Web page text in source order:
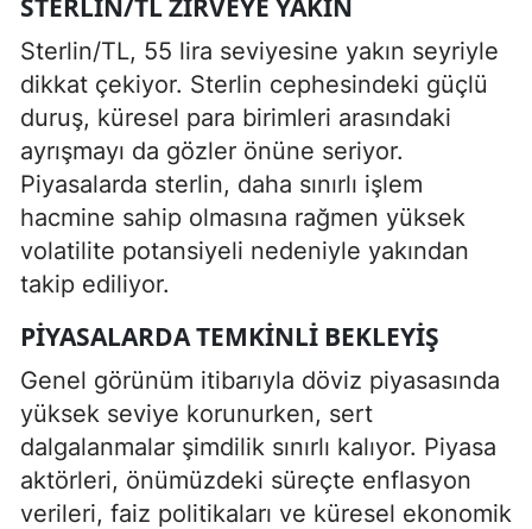
STERLIN/TL ZIRVEYE YAKIN
Sterlin/TL, 55 lira seviyesine yakın seyriyle
dikkat çekiyor. Sterlin cephesindeki güçlü
duruş, küresel para birimleri arasındaki
ayrışmayı da gözler önüne seriyor.
Piyasalarda sterlin, daha sınırlı işlem
hacmine sahip olmasına rağmen yüksek
volatilite potansiyeli nedeniyle yakından
takip ediliyor.
PIYASALARDA TEMKINLI BEKLEYIŞ
Genel görünüm itibarıyla döviz piyasasında
yüksek seviye korunurken, sert
dalgalanmalar şimdilik sınırlı kalıyor. Piyasa
aktörleri, önümüzdeki süreçte enflasyon
verileri, faiz politikaları ve küresel ekonomik